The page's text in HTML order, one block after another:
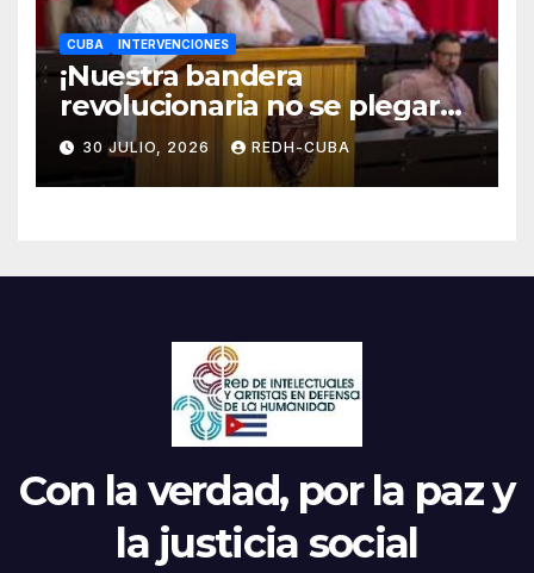
CUBA INTERVENCIONES
¡Nuestra bandera
revolucionaria no se plegará
jamás! Por Bruno Rodríguez
Parrilla
30 JULIO, 2026 REDH-CUBA
Con la verdad, por la paz y
la justicia social